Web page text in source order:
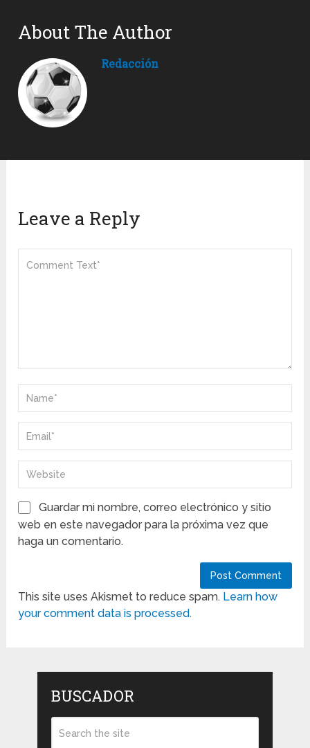
About The Author
Redacción
Leave a Reply
Guardar mi nombre, correo electrónico y sitio
web en este navegador para la próxima vez que
haga un comentario.
This site uses Akismet to reduce spam. Learn how
your comment data is processed.
BUSCADOR